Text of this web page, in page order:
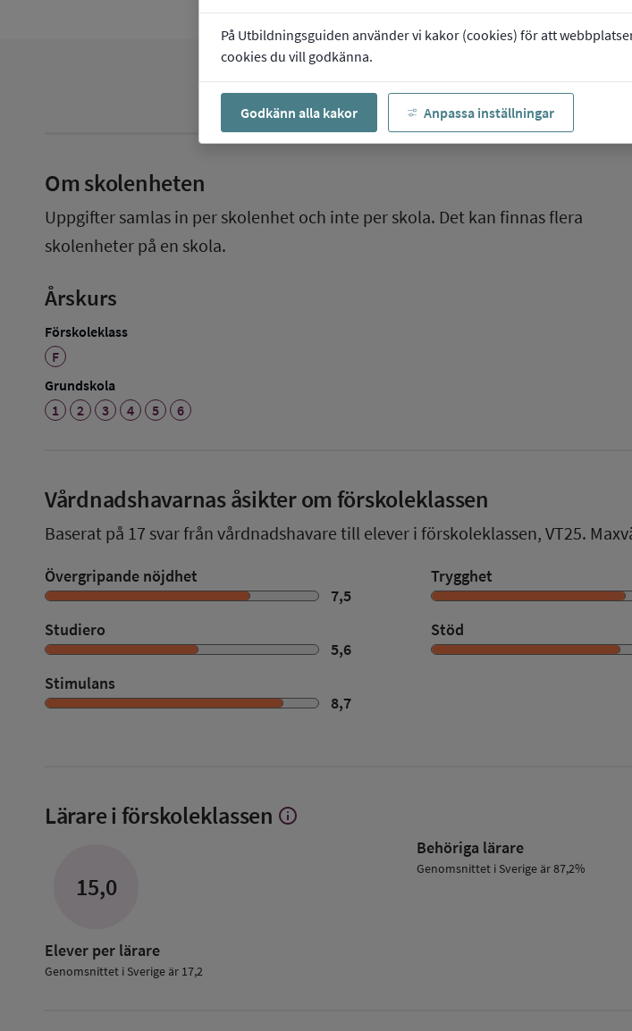
På Utbildningsguiden använder vi kakor (cookies) för att
cookies du vill godkänna.
Godkänn alla kakor Anpassa inställningar
Om skolenheten
Uppgifter samlas in per skolenhet och inte per skola. Det kan finnas flera
skolenheter på en skola.
Årskurs
Förskoleklass
F
Grundskola
1
2 3 4 5 6
Vårdnadshavarnas åsikter om förskoleklassen
Baserat på 17 svar från vårdnadshavare till elever i förskoleklassen, VT25.
Övergripande nöjdhet
7,5
Trygghet
Studiero
5,6
Stöd
Stimulans
8,7
Lärare i förskoleklassen Visa
info
15,0
Elever per lärare
Genomsnittet i Sverige är 17,2
Behöriga lärare
Genomsnittet i Sverige är 87,2%